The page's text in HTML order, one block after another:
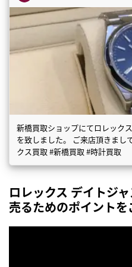
新橋買取ショップにてロレック
を致しました。 ご来店頂きまし
クス買取 #新橋買取 #時計買取
ロレックス デイトジ
売るためのポイントを